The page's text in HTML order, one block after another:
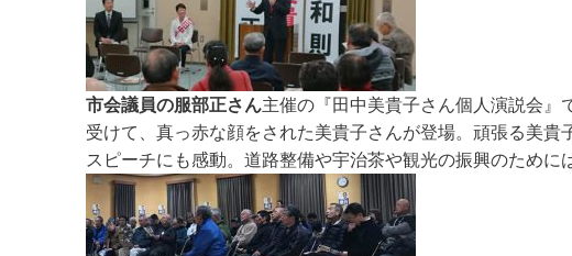
市会議員の服部正さん主催の『田中美貴子さん個人演説会』
受けて、真っ赤な顔をされた美貴子さんが登場。頑張る美
スピーチにも感動。道路整備や宇治茶や観光の振興のために